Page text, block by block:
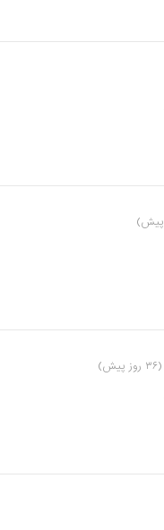
(۳۶ روز پیش)